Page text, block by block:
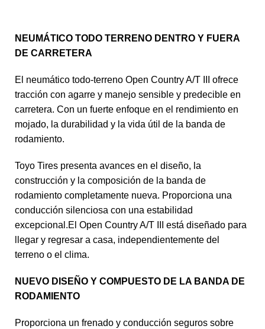
NEUMÁTICO TODO TERRENO DENTRO Y FUERA
DE CARRETERA
El neumático todo-terreno Open Country A/T III ofrece
tracción con agarre y manejo sensible y predecible en
carretera. Con un fuerte enfoque en el rendimiento en
mojado, la durabilidad y la vida útil de la banda de
rodamiento.
Toyo Tires presenta avances en el diseño, la
construcción y la composición de la banda de
rodamiento completamente nueva. Proporciona una
conducción silenciosa con una estabilidad
excepcional.El Open Country A/T III está diseñado para
llegar y regresar a casa, independientemente del
terreno o el clima.
NUEVO DISEÑO Y COMPUESTO DE LA BANDA DE
RODAMIENTO
Proporciona un frenado y conducción seguros sobre